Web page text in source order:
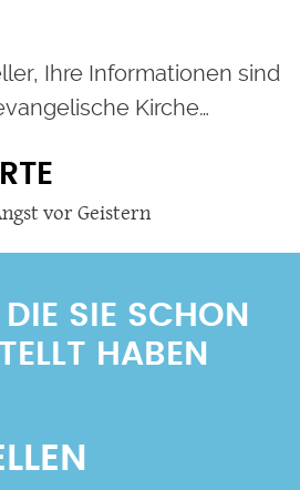
Ihre Informationen sind
Kirche…
vor Geistern
DIE SIE SCHON
HABEN